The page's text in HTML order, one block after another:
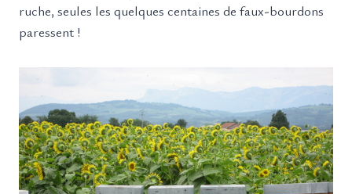
ruche, seules les quelques centaines de faux-bourdons
paressent !